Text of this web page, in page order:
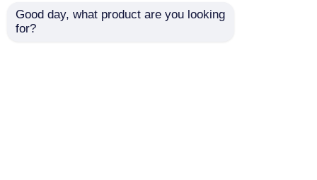
Good day, what product are you looking
for?